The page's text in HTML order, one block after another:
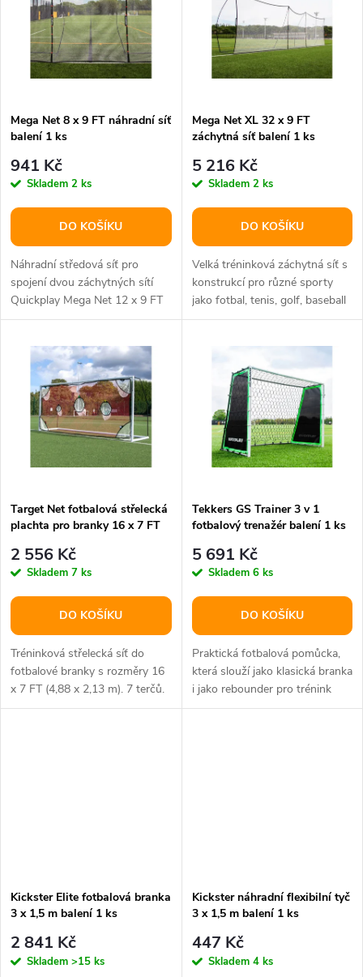
p
r
o
d
u
s
p
r
o
d
u
Mega Net 8 x 9 FT náhradní síť
balení 1 ks
941 Kč
Skladem 2 ks
DO KOŠÍKU
Náhradní středová síť pro
spojení dvou záchytných sítí
Quickplay Mega Net 12 x 9 FT
k vytvoření setu Mega Net XL
Mega Net XL 32 x 9 FT
záchytná síť balení 1 ks
5 216 Kč
Skladem 2 ks
DO KOŠÍKU
Velká tréninková záchytná síť s
konstrukcí pro různé sporty
jako fotbal, tenis, golf, baseball
apod. Rozměry 9,75 x...
Target Net fotbalová střelecká
plachta pro branky 16 x 7 FT
2 556 Kč
Skladem 7 ks
DO KOŠÍKU
Tréninková střelecká síť do
fotbalové branky s rozměry 16
x 7 FT (4,88 x 2,13 m). 7 terčů.
Tekkers GS Trainer 3 v 1
fotbalový trenažér balení 1 ks
5 691 Kč
Skladem 6 ks
DO KOŠÍKU
Praktická fotbalová pomůcka,
která slouží jako klasická branka
i jako rebounder pro trénink
přihrávek a zpracování míče.
Kickster Elite fotbalová branka
3 x 1,5 m balení 1 ks
2 841 Kč
Skladem >15 ks
Kickster náhradní flexibilní tyč
3 x 1,5 m balení 1 ks
447 Kč
Skladem 4 ks